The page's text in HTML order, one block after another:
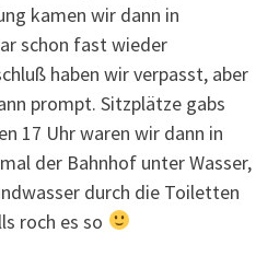
kamen wir dann in
schon fast wieder
haben wir verpasst, aber
prompt. Sitzplätze gabs
17 Uhr waren wir dann in
der Bahnhof unter Wasser,
durch die Toiletten
roch es so